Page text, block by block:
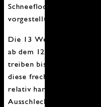
Schneeflockenbrot, habe
vorgestellt.
Die 13 Weihnachtskerle
ab dem 12. Dezember
treiben bis zum 06.
diese frechen Zwerge im
relativ harmlos, sie sind
Ausschlecken von